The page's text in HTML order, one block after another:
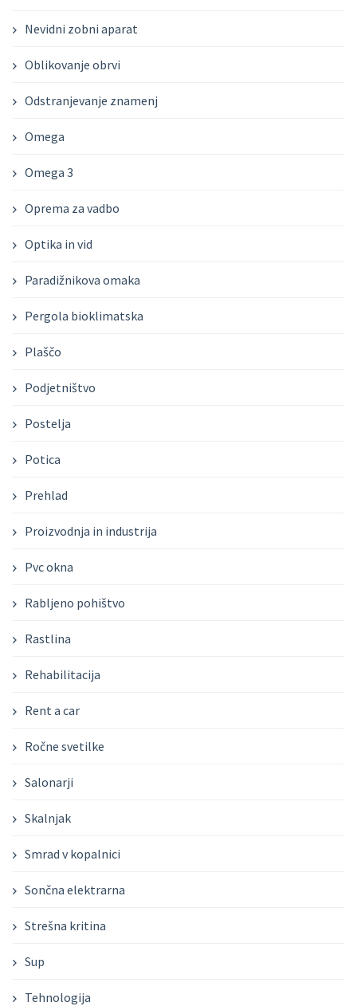
Nevidni zobni aparat
Oblikovanje obrvi
Odstranjevanje znamenj
Omega
Omega 3
Oprema za vadbo
Optika in vid
Paradižnikova omaka
Pergola bioklimatska
Plaščo
Podjetništvo
Postelja
Potica
Prehlad
Proizvodnja in industrija
Pvc okna
Rabljeno pohištvo
Rastlina
Rehabilitacija
Rent a car
Ročne svetilke
Salonarji
Skalnjak
Smrad v kopalnici
Sončna elektrarna
Strešna kritina
Sup
Tehnologija